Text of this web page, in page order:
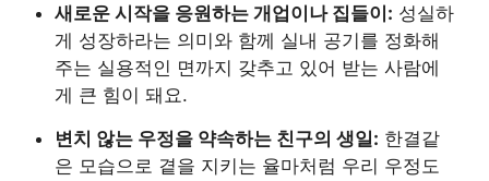
새로운 시작을 응원하는 개업이나 집들이: 성실하
게 성장하라는 의미와 함께 실내 공기를 정화해
주는 실용적인 면까지 갖추고 있어 받는 사람에
게 큰 힘이 돼요.
변치 않는 우정을 약속하는 친구의 생일: 한결같
은 모습으로 곁을 지키는 율마처럼 우리 우정도